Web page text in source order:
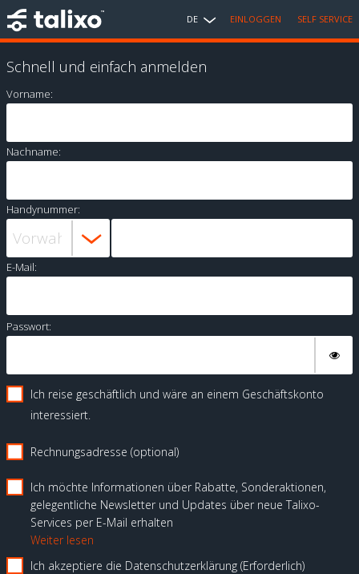
DE EINLOGGEN SELF SERVICE
Schnell und einfach anmelden
Vorname:
Nachname:
Handynummer:
E-Mail:
Passwort:
Ich reise geschäftlich und wäre an einem Geschäftskonto
interessiert.
Rechnungsadresse (optional)
Ich möchte Informationen über Rabatte, Sonderaktionen,
gelegentliche Newsletter und Updates über neue Talixo-
Services per E-Mail erhalten
Weiter lesen
Ich akzeptiere die Datenschutzerklärung Erforderlich